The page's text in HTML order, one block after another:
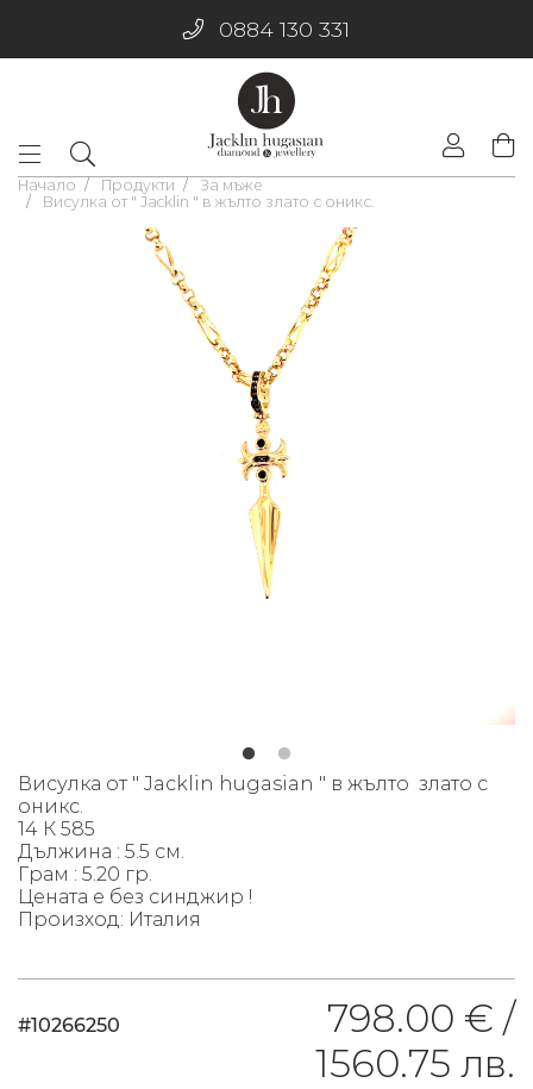
0884 130 331
Начало Продукти
За мъже
Висулка от " Jacklin " в жълто злато с оникс.
Висулка от " Jacklin hugasian " в жълто злато с
оникс.
14 К 585
Дължина : 5.5 см.
Грам : 5.20 гр.
Цената е без синджир !
Произход: Италия
#10266250
798.00 € /
1560.75 лв.